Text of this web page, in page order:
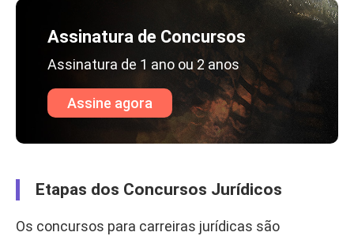
Assinatura de Concursos
Assinatura de 1 ano ou 2 anos
Assine agora
Etapas dos Concursos Jurídicos
Os concursos para carreiras jurídicas são